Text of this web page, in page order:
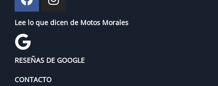
Lee lo que dicen de Motos Morales
RESEÑAS DE GOOGLE
CONTACTO